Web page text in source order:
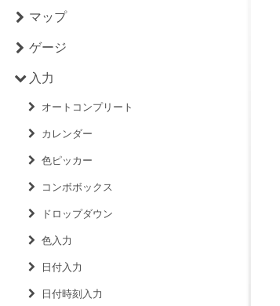
マップ
ゲージ
入力
オートコンプリート
カレンダー
色ピッカー
コンボボックス
ドロップダウン
色入力
日付入力
日付時刻入力